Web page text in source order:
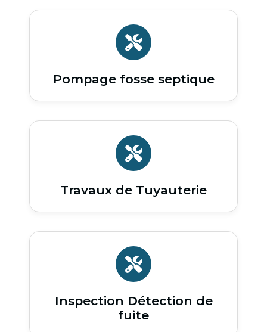
Pompage fosse septique
Travaux de Tuyauterie
Inspection Détection de
fuite